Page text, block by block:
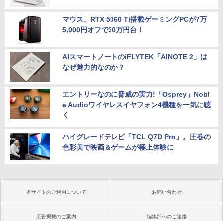
マウス、RTX 5060 Ti搭載ゲーミングPCが7万
5,000円オフで30万円台！
AIスマートノートのiFLYTEK「AINOTE 2」は
なぜ魅力的なのか？
エントリーなのに脅威の実力!「Osprey」Nobl
e Audioワイヤレスイヤフォン4機種を一気に聴
く
ハイグレードテレビ「TCL Q7D Pro」。圧巻の
色彩美で映画＆ゲームが極上体験に
本サイトのご利用について お問い合わせ
広告掲載のご案内 編集部へのご連絡